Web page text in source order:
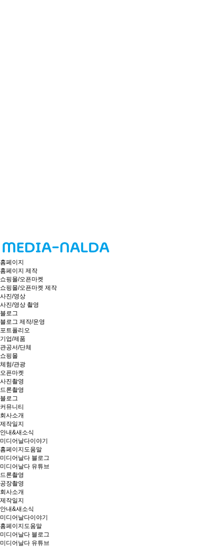
홈페이지
홈페이지 제작
쇼핑몰/오픈마켓
쇼핑몰/오픈마켓 제작
사진/영상
사진/영상 촬영
블로그
블로그 제작/운영
포트폴리오
기업/제품
관공서/단체
쇼핑몰
체험/관광
오픈마켓
사진촬영
드론촬영
블로그
커뮤니티
회사소개
제작일지
안내&새소식
미디어날다이야기
홈페이지도움말
미디어날다 블로그
미디어날다 유튜브
드론촬영
공장촬영
회사소개
제작일지
안내&새소식
미디어날다이야기
홈페이지도움말
미디어날다 블로그
미디어날다 유튜브